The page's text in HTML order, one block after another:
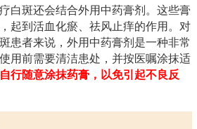
白斑还会结合外用中药膏剂。这些膏
起到活血化瘀、祛风止痒的作用。对
患者来说，外用中药膏剂是一种非常
用前需要清洁患处，并按医嘱涂抹适
行随意涂抹药膏，以免引起不良反